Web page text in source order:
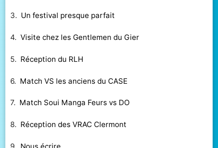
3. Un festival presque parfait
4.Visite chez les Gentlemen du Gier
5. Réception du RLH
6. Match VS les anciens du CASE
7. Match Soui Manga Feurs vs DO
8. Réception des VRAC Clermont